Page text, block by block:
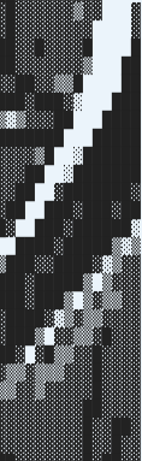
▓
▓
█
██
██
███
████
█████
░██████
███▓██████░
▒▓▓▓
▒▓▒▒▓▓
▓▓▒▒▓█▓▓▓